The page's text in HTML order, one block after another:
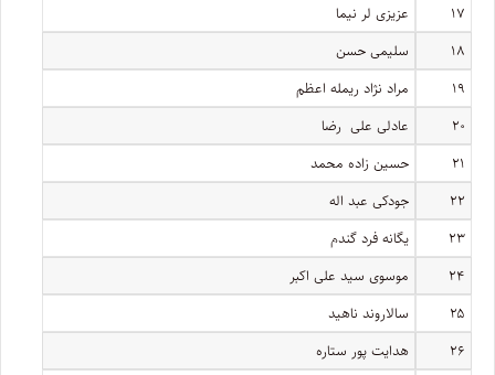
۱۷
عزیزی لر نیما
۱۸
سلیمی حسن
۱۹
مراد نژاد ریمله اعظم
۲۰
عادلی علی رضا
۲۱
حسین زاده محمد
۲۲
جودکی عبد اله
۲۳
یگانه فرد گندم
۲۴
موسوی سید علی اکبر
۲۵
سالاروند ناهید
۲۶
هدایت پور ستاره